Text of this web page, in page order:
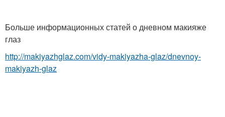
Больше информационных статей о дневном макияже
глаз
http://makiyazhglaz.com/vidy-makiyazha-glaz/dnevnoy-
makiyazh-glaz